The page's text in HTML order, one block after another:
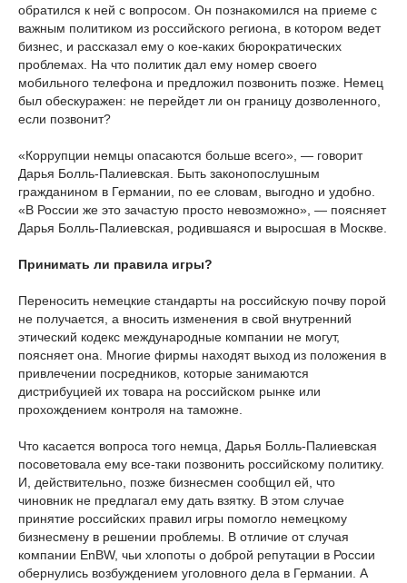
обратился к ней с вопросом. Он познакомился на приеме с
важным политиком из российского региона, в котором ведет
бизнес, и рассказал ему о кое-каких бюрократических
проблемах. На что политик дал ему номер своего
мобильного телефона и предложил позвонить позже. Немец
был обескуражен: не перейдет ли он границу дозволенного,
если позвонит?
«Коррупции немцы опасаются больше всего», — говорит
Дарья Болль-Палиевская. Быть законопослушным
гражданином в Германии, по ее словам, выгодно и удобно.
«В России же это зачастую просто невозможно», — поясняет
Дарья Болль-Палиевская, родившаяся и выросшая в Москве.
Принимать ли правила игры?
Переносить немецкие стандарты на российскую почву порой
не получается, а вносить изменения в свой внутренний
этический кодекс международные компании не могут,
поясняет она. Многие фирмы находят выход из положения в
привлечении посредников, которые занимаются
дистрибуцией их товара на российском рынке или
прохождением контроля на таможне.
Что касается вопроса того немца, Дарья Болль-Палиевская
посоветовала ему все-таки позвонить российскому политику.
И, действительно, позже бизнесмен сообщил ей, что
чиновник не предлагал ему дать взятку. В этом случае
принятие российских правил игры помогло немецкому
бизнесмену в решении проблемы. В отличие от случая
компании EnBW, чьи хлопоты о доброй репутации в России
обернулись возбуждением уголовного дела в Германии. А